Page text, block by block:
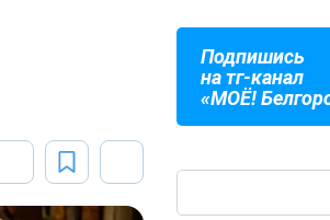
Подпишись
на тг-канал
«МОЁ!
ПОГОДА
В
ГОРОСКОП
НА